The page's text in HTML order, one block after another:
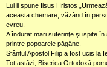
Lui ii spune Iisus Hristos
aceasta chemare, văzând în
evreu.
A îndurat mari suferinţe şi ispite
printre popoarele păgâne.
Sfântul Apostol Filip a fost ucis la
Tot astăzi, Biserica Ortodoxă